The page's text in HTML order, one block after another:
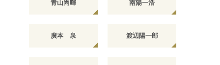
青山尚暉 南陽一浩
廣本 泉 渡辺陽一郎